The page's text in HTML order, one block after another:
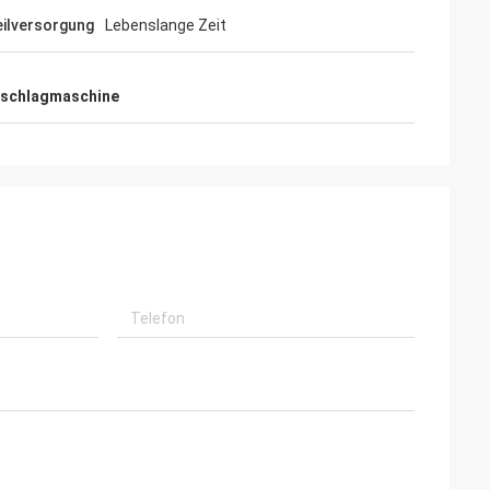
Lebenslange Zeit